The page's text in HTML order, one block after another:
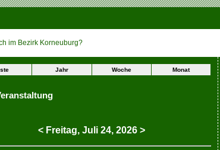
im Bezirk Korneuburg?
Jahr Woche Monat
<Freitag, Juli 24, 2026 >